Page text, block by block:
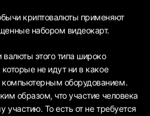
криптовалюты применяют
набором видеокарт.
этого типа широко
не идут ни в какое
оборудованием.
образом, что участие человека
участию. То есть от не требуется